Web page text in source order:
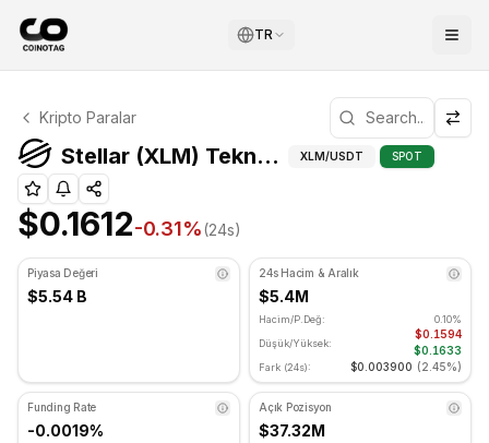
TR
Stellar Teknik Analizi
Stellar şu anda $0.1612 seviyesinde işlem görüyor. RSI
Kripto Paralar
Stellar (XLM) Teknik Göstergeler Stellar
XLM/USDT SPOT
$0.1612-0.31%(24s)
Piyasa Değeri
$5.54 B
24s Hacim & Aralık
$5.4M
Hacim/P.Değ:
0.10%
Düşük/Yüksek:
$0.1594
$0.1633
Fark (24s): $0.003900 (2.45%)
Funding Rate
-0.0019%
Açık Pozisyon
$37.32M